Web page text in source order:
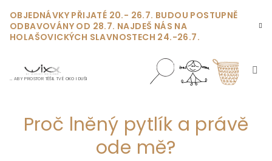
na
obsah
OBJEDNÁVKY PŘIJATÉ 20.- 26.7. BUDOU POSTUPNĚ
ODBAVOVÁNY OD 28.7. NAJDEŠ NÁS NA
HOLAŠOVICKÝCH SLAVNOSTECH 24.-26.7.
… ABY PROSTOR TĚŠIL TVÉ OKO I DUŠI
HledatPřihlášení
košík
Proč lněný pytlík a právě
ode mě?